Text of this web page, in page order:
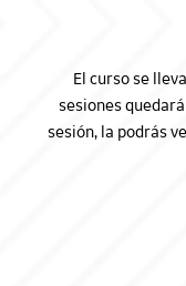
El curso se
sesiones
sesión, la podrás